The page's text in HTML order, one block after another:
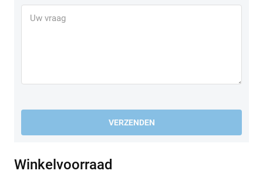
zwakke ophanging van hun interne camera hebben, beveelt
SP Connect™ aan hun
VERZENDEN
Winkelvoorraad